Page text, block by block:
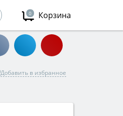
0 Корзина
Добавить в избранное